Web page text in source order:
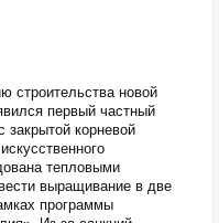
строительства новой
первый частный
корневой
тепловыми
выращивание в две
программы